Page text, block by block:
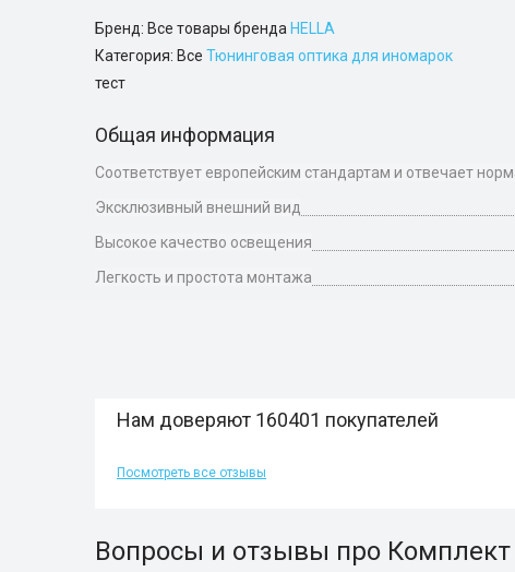
Бренд: Все товары бренда HELLA
Категория: Все Тюнинговая оптика для иномарок
тест
Общая информация
Соответствует европейским стандартам и отвечает
Эксклюзивный внешний вид
Высокое качество освещения
Легкость и простота монтажа
Нам доверяют 160401 покупателей
Посмотреть все отзывы
Вопросы и отзывы про